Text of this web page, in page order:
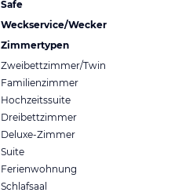
Safe
Weckservice/Wecker
Zimmertypen
Zweibettzimmer/Twin
Familienzimmer
Hochzeitssuite
Dreibettzimmer
Deluxe-Zimmer
Suite
Ferienwohnung
Schlafsaal